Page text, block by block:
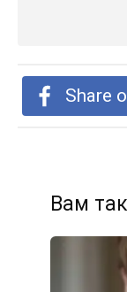
Share
Вам